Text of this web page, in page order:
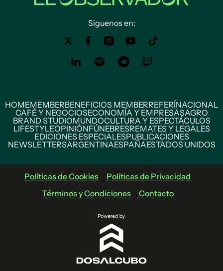
Siguenos en:
HOMEMEMBERBENEFICIOS MEMBERREFERÍNACIONAL
CAFÉ Y NEGOCIOSECONOMÍA Y EMPRESASAGRO
BRAND STUDIOMUNDOCULTURA Y ESPECTÁCULOS
LIFESTYLEOPINIÓNFÚNEBRESREMATES Y LEGALES
EDICIONES ESPECIALESPUBLICACIONES
NEWSLETTERSARGENTINAESPAÑAESTADOS UNIDOS
Políticas de Cookies
Políticas de Privacidad
Términos y Condiciones
Contacto